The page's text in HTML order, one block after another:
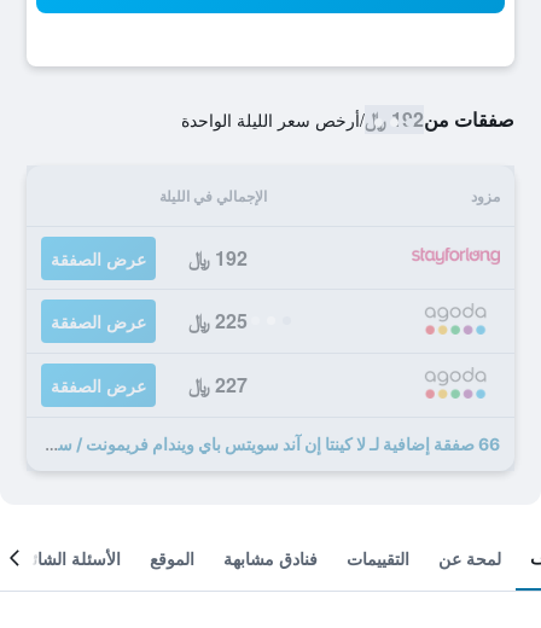
صفقات من192 ﷼ /أرخص سعر الليلة الواحدة
مزود الإجمالي في الليلة
192 ﷼ عرض الصفقة
225 ﷼ عرض الصفقة
227 ﷼ عرض الصفقة
66 صفقة إضافية لـ لا كينتا إن آند سويتس باي ويندام فريمونت / سيليكون فالي
لمحة عن التقييمات فنادق مشابهة الموقع الأسئلة الشائعة